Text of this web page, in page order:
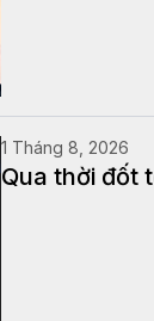
1 Tháng 8, 2026
Qua thời đốt